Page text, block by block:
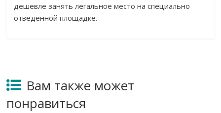
дешевле занять легальное место на специально
отведенной площадке.
Вам также может
понравиться